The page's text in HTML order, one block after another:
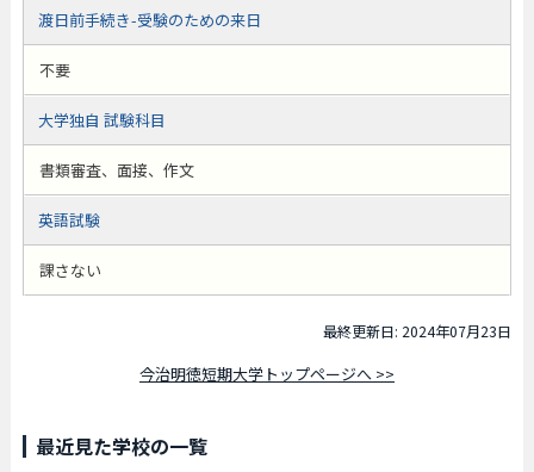
渡日前手続き-受験のための来日
不要
大学独自 試験科目
書類審査、面接、作文
英語試験
課さない
最終更新日: 2024年07月23日
今治明徳短期大学トップページへ >>
最近見た学校の一覧